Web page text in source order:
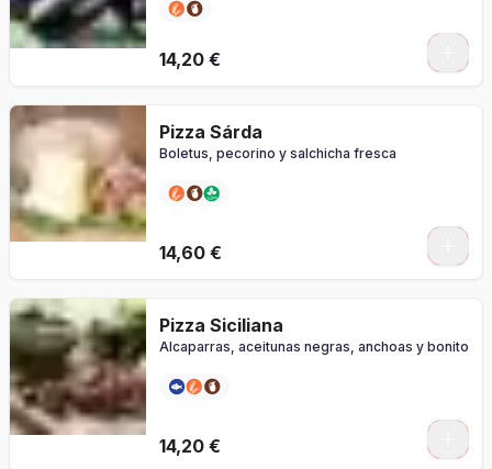
14,20 €
Pizza Sárda
Boletus, pecorino y salchicha fresca
14,60 €
Pizza Siciliana
Alcaparras, aceitunas negras, anchoas y bonito
14,20 €